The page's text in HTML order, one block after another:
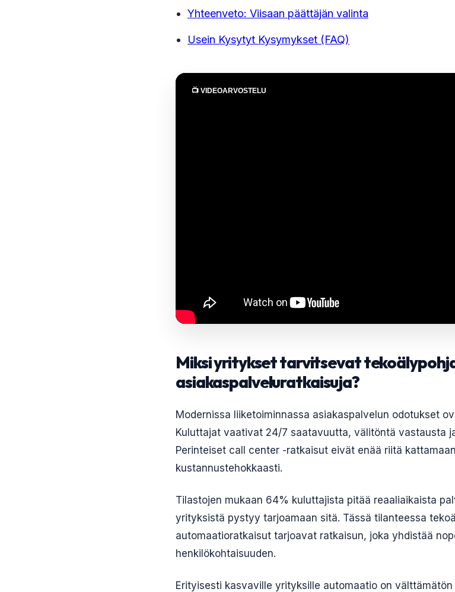
Yhteenveto: Viisaan päättäjän valinta
Usein Kysytyt Kysymykset (FAQ)
📺 VIDEOARVOSTELU
Miksi yritykset tarvitsevat
asiakaspalveluratkaisuja?
Modernissa liiketoiminnassa asiakaspalvelun odotukset
Kuluttajat vaativat 24/7 saatavuutta, välitöntä vastausta
Perinteiset call center -ratkaisut eivät enää riitä
kustannustehokkaasti.
Tilastojen mukaan 64% kuluttajista pitää reaaliaikaista
yrityksistä pystyy tarjoamaan sitä. Tässä tilanteessa
automaatioratkaisut tarjoavat ratkaisun, joka yhdistää
henkilökohtaisuuden.
Erityisesti kasvaville yrityksille automaatio on